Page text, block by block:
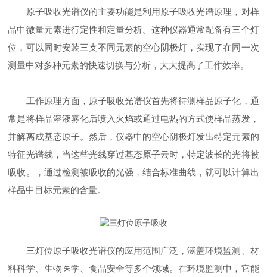
原子吸收光谱仪的主要功能是利用原子吸收光谱原理，对样
品中微量元素进行定性和定量分析。这种仪器通常配备有三个灯
位，可以同时安装三支不同元素的空心阴极灯，实现了在同一次
测量中对多种元素的快速切换与分析，大大提高了工作效率。
工作原理方面，原子吸收光谱仪首先将待测样品原子化，通
常是将样品溶液雾化后喷入火焰或通过电热的方式使样品蒸发，
并解离成基态原子。然后，仪器中的空心阴极灯发出特定元素的
特征光谱线，当这些光线穿过基态原子云时，特定波长的光将被
吸收。，通过检测被吸收的光强，结合标准曲线，就可以计算出
样品中目标元素的含量。
三灯位原子吸收光谱仪的应用范围广泛，涵盖环境监测、材
料科学、生物医学、食品安全等多个领域。在环境监测中，它能